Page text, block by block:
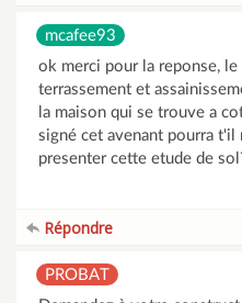
mcafee93
ok merci pour la reponse,
terrassement et
la maison qui se trouve a
signé cet avenant pourra t'il
presenter cette etude de
Répondre
PROBAT